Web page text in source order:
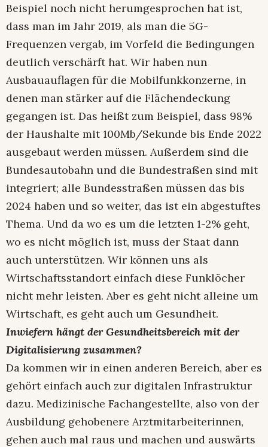
Beispiel noch nicht herumgesprochen hat ist,
dass man im Jahr 2019, als man die 5G-
Frequenzen vergab, im Vorfeld die Bedingungen
deutlich verschärft hat. Wir haben nun
Ausbauauflagen für die Mobilfunkkonzerne, in
denen man stärker auf die Flächendeckung
gegangen ist. Das heißt zum Beispiel, dass 98%
der Haushalte mit 100Mb/Sekunde bis Ende 2022
ausgebaut werden müssen. Außerdem sind die
Bundesautobahn und die Bundestraßen sind mit
integriert; alle Bundesstraßen müssen das bis
2024 haben und so weiter, das ist ein abgestuftes
Thema. Und da wo es um die letzten 1-2% geht,
wo es nicht möglich ist, muss der Staat dann
auch unterstützen. Wir können uns als
Wirtschaftsstandort einfach diese Funklöcher
nicht mehr leisten. Aber es geht nicht alleine um
Wirtschaft, es geht auch um Gesundheit.
Inwiefern hängt der Gesundheitsbereich mit der
Digitalisierung zusammen?
Da kommen wir in einen anderen Bereich, aber es
gehört einfach auch zur digitalen Infrastruktur
dazu. Medizinische Fachangestellte, also von der
Ausbildung gehobenere Arztmitarbeiterinnen,
gehen auch mal raus und machen und auswärts